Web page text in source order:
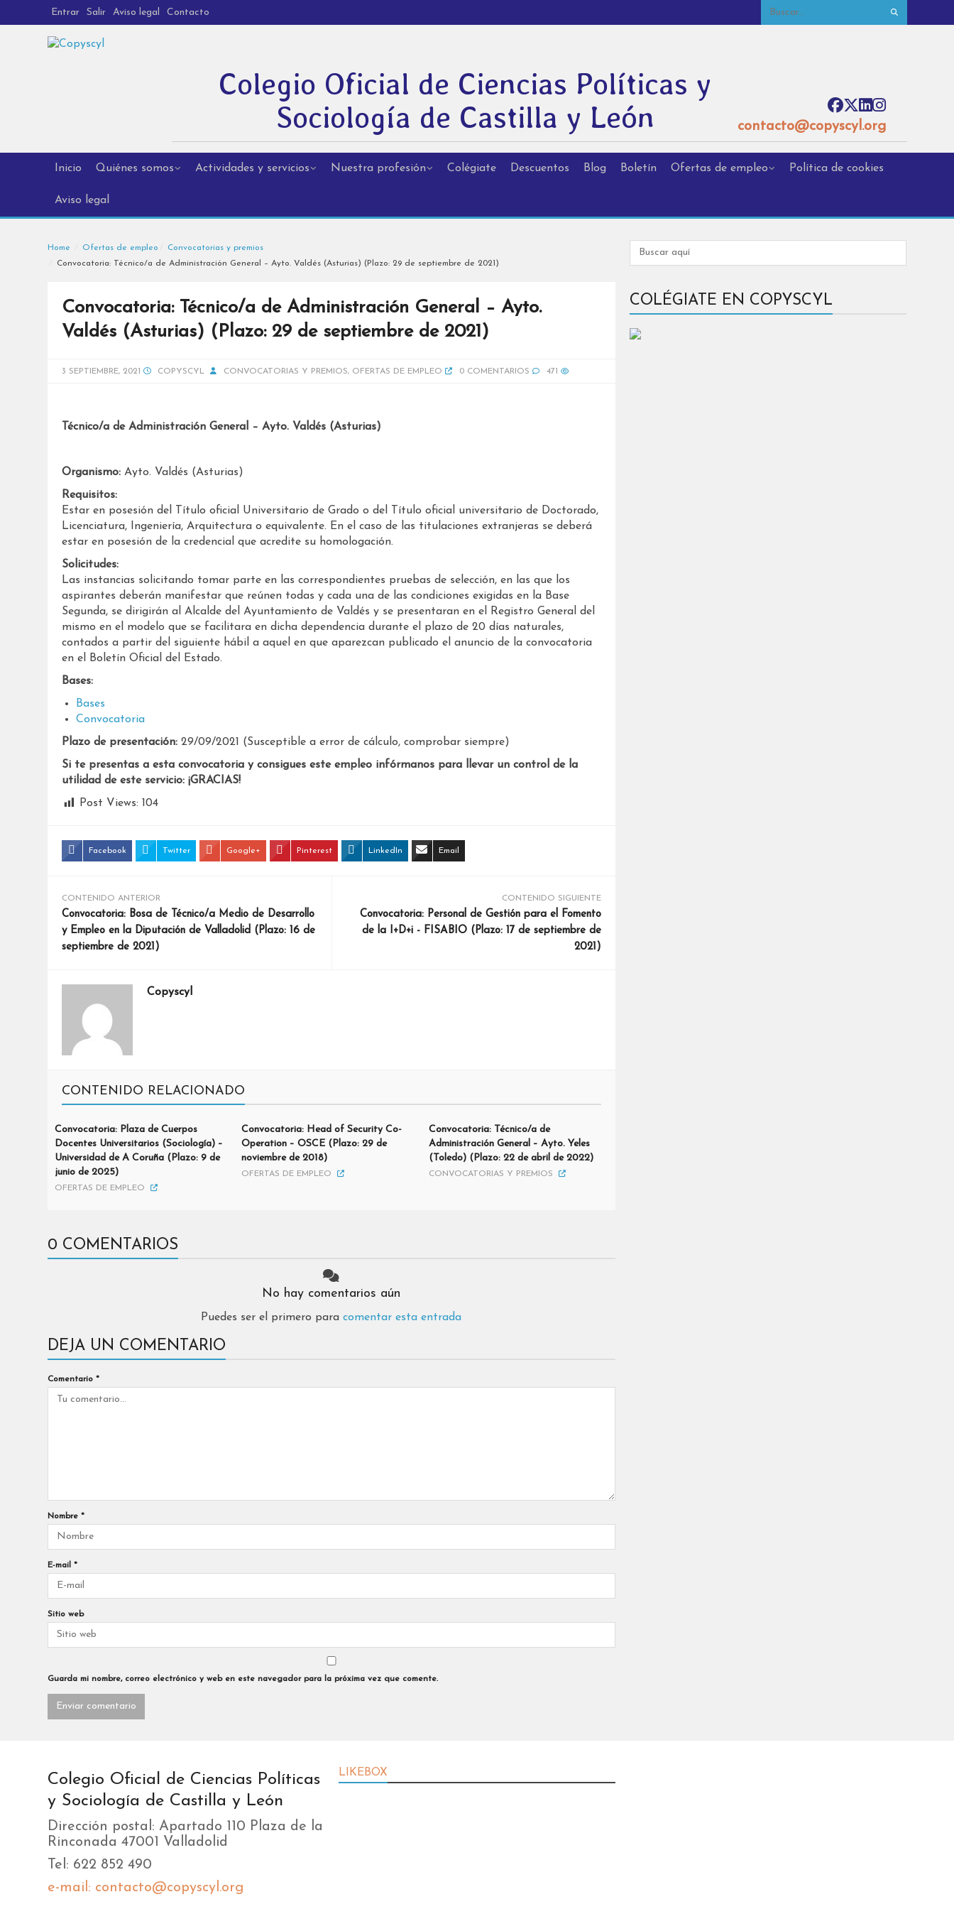
Entrar Salir Aviso legal Contacto
Colegio Oficial de Ciencias Políticas y
Sociología de Castilla y León
contacto@copyscyl.org
Inicio Quiénes somos Actividades y servicios Nuestra profesión Colégiate Descuentos Blog Boletín Ofertas de empleo Política de cookies
Aviso legal
Home Ofertas de empleo
Convocatorias y premios
Convocatoria: Técnico/a de Administración General – Ayto. Valdés (Asturias) (Plazo: 29 de septiembre de 2021)
Convocatoria: Técnico/a de Administración General – Ayto.
Valdés (Asturias) (Plazo: 29 de septiembre de 2021)
3 SEPTIEMBRE, 2021 COPYSCYL CONVOCATORIAS Y PREMIOS, OFERTAS DE EMPLEO 0 COMENTARIOS 471
Técnico/a de Administración General – Ayto. Valdés (Asturias)
Organismo:Ayto. Valdés (Asturias)
Requisitos:
Estar en posesión del Título oficial Universitario de Grado o del Título oficial universitario de Doctorado,
Licenciatura, Ingeniería, Arquitectura o equivalente. En el caso de las titulaciones extranjeras se deberá
estar en posesión de la credencial que acredite su homologación.
Solicitudes:
Las instancias solicitando tomar parte en las correspondientes pruebas de selección, en las que los
aspirantes deberán manifestar que reúnen todas y cada una de las condiciones exigidas en la Base
Segunda, se dirigirán al Alcalde del Ayuntamiento de Valdés y se presentaran en el Registro General del
mismo en el modelo que se facilitara en dicha dependencia durante el plazo de 20 días naturales,
contados a partir del siguiente hábil a aquel en que aparezcan publicado el anuncio de la convocatoria
en el Boletín Oficial del Estado.
Bases:
Bases
Convocatoria
Plazo de presentación:29/09/2021 (Susceptible a error de cálculo, comprobar siempre)
Si te presentas a esta convocatoria y consigues este empleo infórmanos para llevar un control de la
utilidad de este servicio: ¡GRACIAS!
Post Views: 104
Facebook Twitter Google+ Pinterest LinkedIn Email
CONTENIDO ANTERIOR
Convocatoria: Bosa de Técnico/a Medio de Desarrollo
y Empleo en la Diputación de Valladolid (Plazo: 16 de
septiembre de 2021)
CONTENIDO SIGUIENTE
Convocatoria: Personal de Gestión para el Fomento
de la I+D+i - FISABIO (Plazo: 17 de septiembre de
2021)
Copyscyl
CONTENIDO RELACIONADO
Convocatoria: Plaza de Cuerpos
Docentes Universitarios (Sociología) –
Universidad de A Coruña (Plazo: 9 de
junio de 2025)
OFERTAS DE EMPLEO
Convocatoria: Head of Security Co-
Operation – OSCE (Plazo: 29 de
noviembre de 2018)
OFERTAS DE EMPLEO
Convocatoria: Técnico/a de
Administración General – Ayto. Yeles
(Toledo) (Plazo: 22 de abril de 2022)
CONVOCATORIAS Y PREMIOS
0 COMENTARIOS
No hay comentarios aún
Puedes ser el primero paracomentar esta entrada
DEJA UN COMENTARIO
Comentario *
Nombre *
E-mail *
Sitio web
Guarda mi nombre, correo electrónico y web en este navegador para la próxima vez que comente.
COLÉGIATE EN COPYSCYL
Colegio Oficial de Ciencias Políticas
y Sociología de Castilla y León
Dirección postal: Apartado 110 Plaza de la
Rinconada 47001 Valladolid
Tel: 622 852 490
e-mail: contacto@copyscyl.org
LIKEBOX